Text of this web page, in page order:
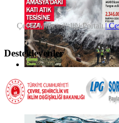
Çevre Mühendisliği Portalı|
Destekleyenler